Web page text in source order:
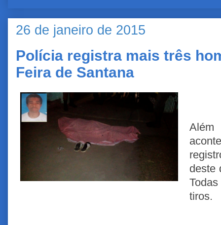
26 de janeiro de 2015
Polícia registra mais três
Feira de Santana
deste
tiros.